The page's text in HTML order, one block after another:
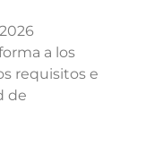
a los
requisitos e
de